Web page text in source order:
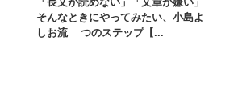
そんなときにやってみたい、小島よ
しお流2つのステップ【...